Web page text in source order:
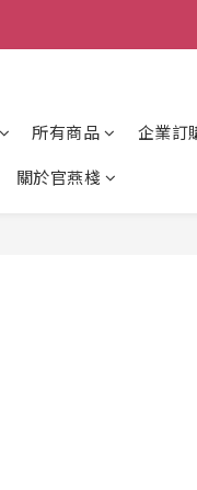
所有商品
企業訂
關於官燕棧